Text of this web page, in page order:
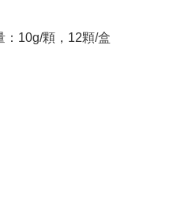
：10g/顆，12顆/盒